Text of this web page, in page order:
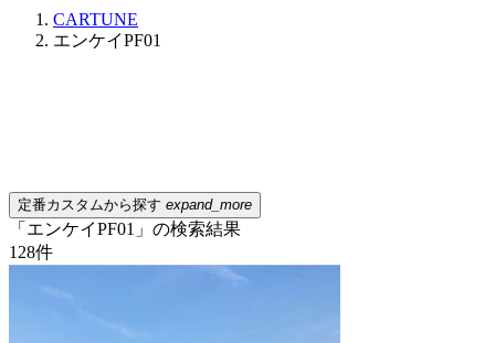
CARTUNE
エンケイPF01
定番カスタムから探す expand_more
「エンケイPF01」の検索結果
128件